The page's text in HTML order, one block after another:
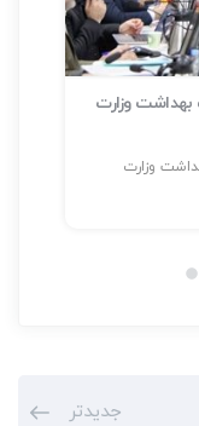
شناسایی بیش از ۴۵۷ هزار بیمار دیابتی
جدیدتر